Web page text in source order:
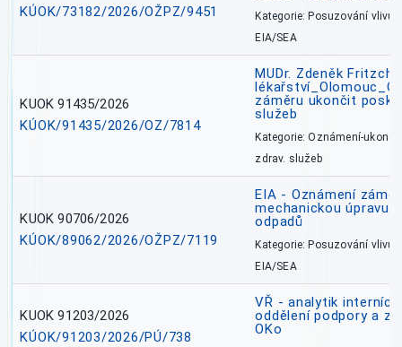
KÚOK/73182/2026/OŽPZ/9451
Kategorie: Posuzování vlivů
EIA/SEA
KUOK 91435/2026
KÚOK/91435/2026/OZ/7814
MUDr. Zdeněk
záměru ukončit
služeb
Kategorie: Oznámení-
zdrav. služeb
KUOK 90706/2026
KÚOK/89062/2026/OŽPZ/7119
EIA - Oznámení
mechanickou úpravu
odpadů
Kategorie: Posuzování vlivů
EIA/SEA
KUOK 91203/2026
KÚOK/91203/2026/PÚ/738
VŘ - analytik
oddělení podpory a
OKo